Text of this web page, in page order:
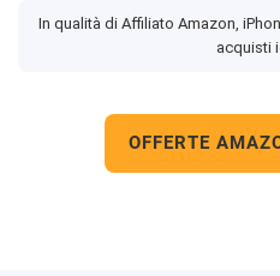
In qualità di Affiliato Amazon,
acquisti
OFFERTE